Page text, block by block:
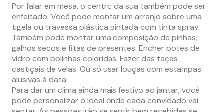
Por falar em mesa, o centro da sua também pode ser
enfeitado. Você pode montar um arranjo sobre uma
tigela ou travessa plástica pintada com tinta spray.
Também pode montar uma composição de pinhas,
galhos secos e fitas de presentes. Encher potes de
vidro com bolinhas coloridas. Fazer das taças
castiçais de velas. Ou só usar louças com estampas
alusivas à data.
Para dar um clima ainda mais festivo ao jantar, você
pode personalizar o local onde cada convidado vai